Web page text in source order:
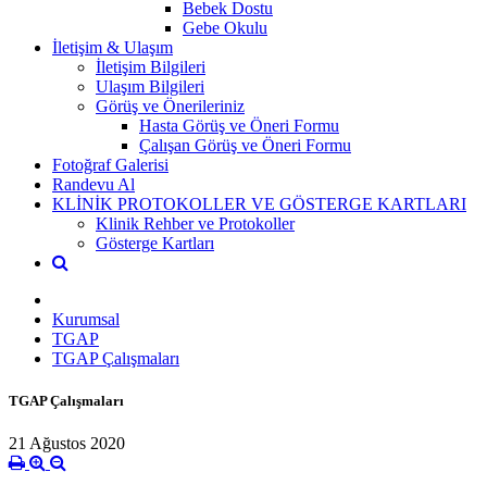
Bebek Dostu
Gebe Okulu
İletişim & Ulaşım
İletişim Bilgileri
Ulaşım Bilgileri
Görüş ve Önerileriniz
Hasta Görüş ve Öneri Formu
Çalışan Görüş ve Öneri Formu
Fotoğraf Galerisi
Randevu Al
KLİNİK PROTOKOLLER VE GÖSTERGE KARTLARI
Klinik Rehber ve Protokoller
Gösterge Kartları
Kurumsal
TGAP
TGAP Çalışmaları
TGAP Çalışmaları
21 Ağustos 2020